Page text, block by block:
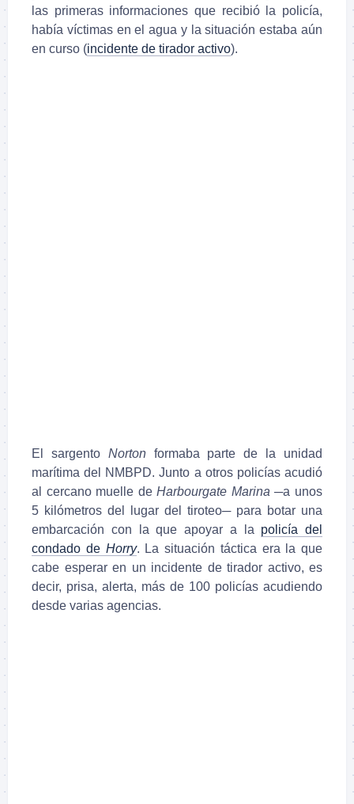
las primeras informaciones que recibió la policía,
había víctimas en el agua y la situación estaba aún
en curso (incidente de tirador activo).
El sargento Nortonformaba parte de la unidad
marítima del NMBPD. Junto a otros policías acudió
al cercano muelle deHarbourgate Marina─a unos
5 kilómetros del lugar del tiroteo─ para botar una
embarcación con la que apoyar a la policía del
condado de Horry. La situación táctica era la que
cabe esperar en un incidente de tirador activo, es
decir, prisa, alerta, más de 100 policías acudiendo
desde varias agencias.